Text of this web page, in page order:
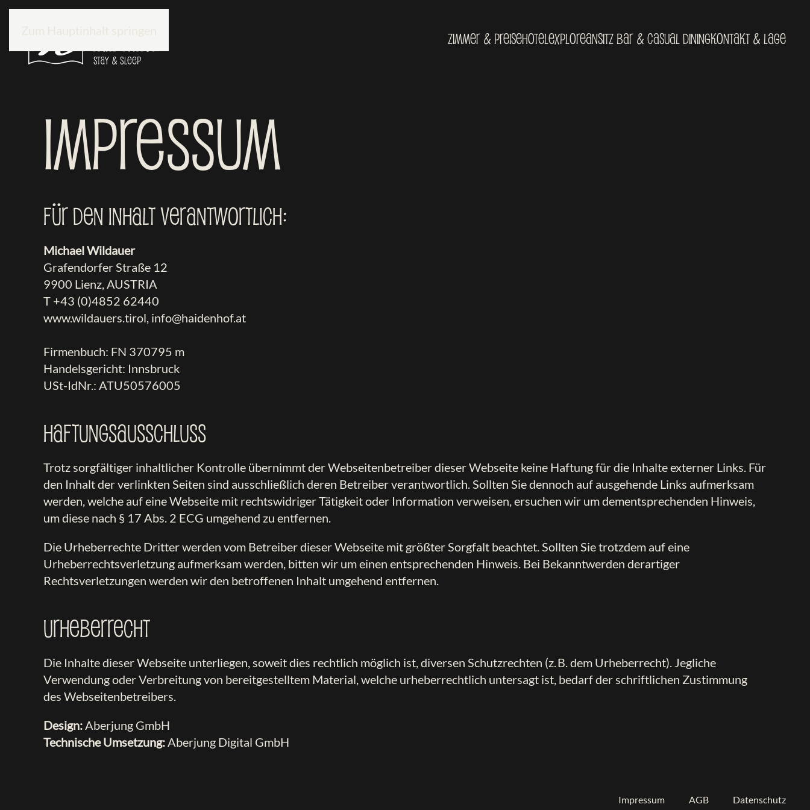
Zimmer & PreiseHotelExploreAnsitz Bar & Casual DiningKontakt & Lage
Impressum
Für den Inhalt verantwortlich:
Michael Wildauer
Grafendorfer Straße 12
9900 Lienz, AUSTRIA
T +43 (0)4852 62440
www.wildauers.tirol, info@haidenhof.at
Firmenbuch: FN 370795 m
Handelsgericht: Innsbruck
USt-IdNr.: ATU50576005
Haftungsausschluss
Trotz sorgfältiger inhaltlicher Kontrolle übernimmt der Webseitenbetreiber dieser Webseite keine Haftung für die Inhalte externer Links. Für
den Inhalt der verlinkten Seiten sind ausschließlich deren Betreiber verantwortlich. Sollten Sie dennoch auf ausgehende Links aufmerksam
werden, welche auf eine Webseite mit rechtswidriger Tätigkeit oder Information verweisen, ersuchen wir um dementsprechenden Hinweis,
um diese nach § 17 Abs. 2 ECG umgehend zu entfernen.
Die Urheberrechte Dritter werden vom Betreiber dieser Webseite mit größter Sorgfalt beachtet. Sollten Sie trotzdem auf eine
Urheberrechtsverletzung aufmerksam werden, bitten wir um einen entsprechenden Hinweis. Bei Bekanntwerden derartiger
Rechtsverletzungen werden wir den betroffenen Inhalt umgehend entfernen.
Urheberrecht
Die Inhalte dieser Webseite unterliegen, soweit dies rechtlich möglich ist, diversen Schutzrechten (z. B. dem Urheberrecht). Jegliche
Verwendung oder Verbreitung von bereitgestelltem Material, welche urheberrechtlich untersagt ist, bedarf der schriftlichen Zustimmung
des Webseitenbetreibers.
Design:Aberjung GmbH
Technische Umsetzung:Aberjung Digital GmbH
Impressum AGB Datenschutz